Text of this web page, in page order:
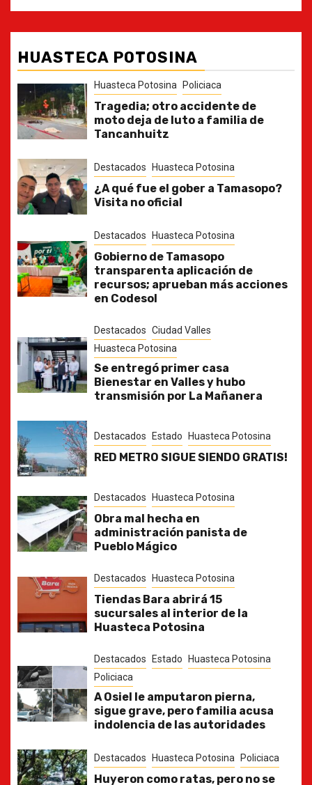
HUASTECA POTOSINA
Huasteca Potosina Policiaca
Tragedia; otro accidente de
moto deja de luto a familia de
Tancanhuitz
Destacados Huasteca Potosina
¿A qué fue el gober a Tamasopo?
Visita no oficial
Destacados Huasteca Potosina
Gobierno de Tamasopo
transparenta aplicación de
recursos; aprueban más acciones
en Codesol
Destacados Ciudad Valles
Huasteca Potosina
Se entregó primer casa
Bienestar en Valles y hubo
transmisión por La Mañanera
Destacados Estado Huasteca Potosina
RED METRO SIGUE SIENDO GRATIS!
Destacados Huasteca Potosina
Obra mal hecha en
administración panista de
Pueblo Mágico
Destacados Huasteca Potosina
Tiendas Bara abrirá 15
sucursales al interior de la
Huasteca Potosina
Destacados Estado
Huasteca Potosina
Policiaca
A Osiel le amputaron pierna,
sigue grave, pero familia acusa
indolencia de las autoridades
Destacados Huasteca Potosina Policiaca
Huyeron como ratas, pero no se